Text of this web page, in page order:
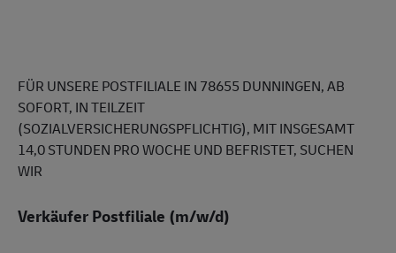
FÜR UNSERE POSTFILIALE IN 78655 DUNNINGEN, AB
SOFORT, IN TEILZEIT
(SOZIALVERSICHERUNGSPFLICHTIG), MIT INSGESAMT
14,0 STUNDEN PRO WOCHE UND BEFRISTET, SUCHEN
WIR
Verkäufer Postfiliale (m/w/d)